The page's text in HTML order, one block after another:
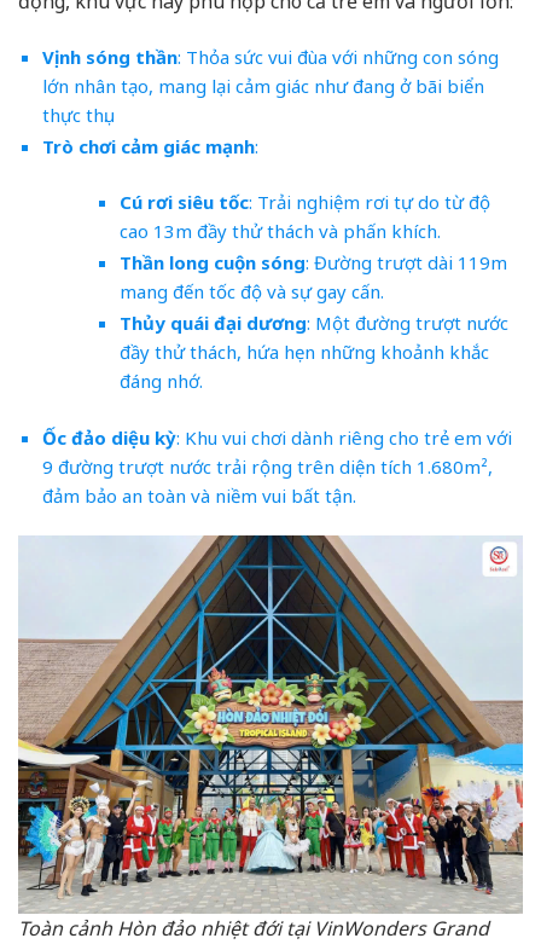
Vịnh sóng thần: Thỏa sức vui đùa với những con sóng
lớn nhân tạo, mang lại cảm giác như đang ở bãi biển
thực thụ.
Trò chơi cảm giác mạnh:
Cú rơi siêu tốc: Trải nghiệm rơi tự do từ độ
cao 13m đầy thử thách và phấn khích.
Thần long cuộn sóng: Đường trượt dài 119m
mang đến tốc độ và sự gay cấn.
Thủy quái đại dương: Một đường trượt nước
đầy thử thách, hứa hẹn những khoảnh khắc
đáng nhớ.
Ốc đảo diệu kỳ: Khu vui chơi dành riêng cho trẻ em với
9 đường trượt nước trải rộng trên diện tích 1.680m²,
đảm bảo an toàn và niềm vui bất tận.
Toàn cảnh Hòn đảo nhiệt đới tại VinWonders Grand